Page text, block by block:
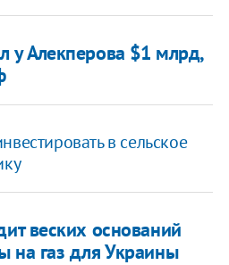
у Алекперова $1 млрд,
в сельское
веских оснований
на газ для Украины